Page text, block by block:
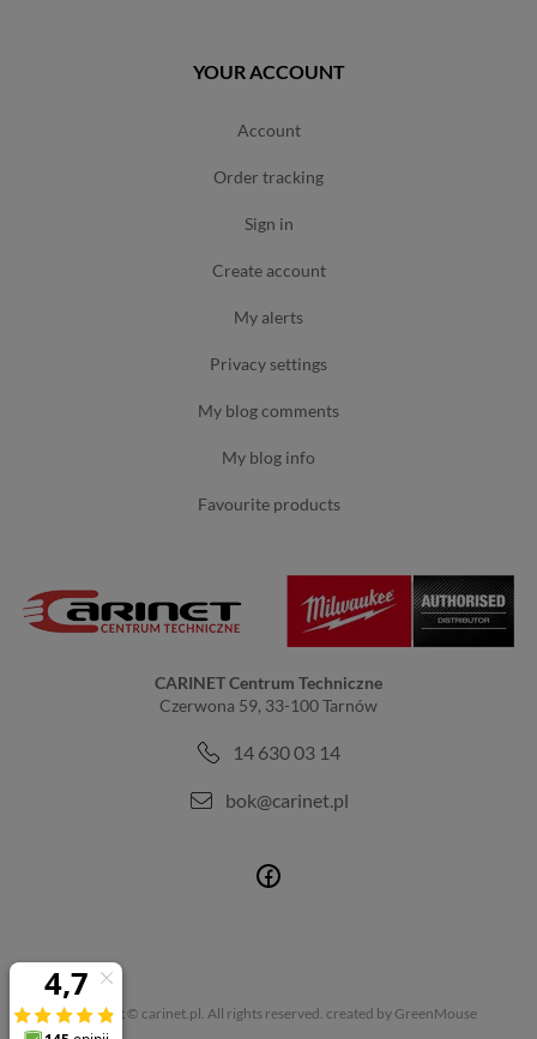
YOUR ACCOUNT
account
order tracking
sign in
create account
my alerts
privacy settings
my blog comments
my blog info
favourite products
CARINET Centrum Techniczne
Czerwona 59, 33-100 Tarnów
14 630 03 14
bok@carinet.pl
Copyright © carinet.pl. All rights reserved. created by GreenMouse